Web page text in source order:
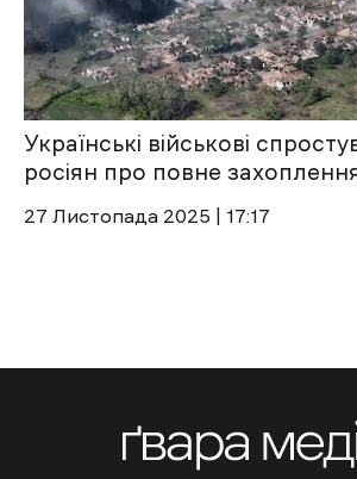
Українські військові
росіян про повне
27 Листопада 2025 | 17:17